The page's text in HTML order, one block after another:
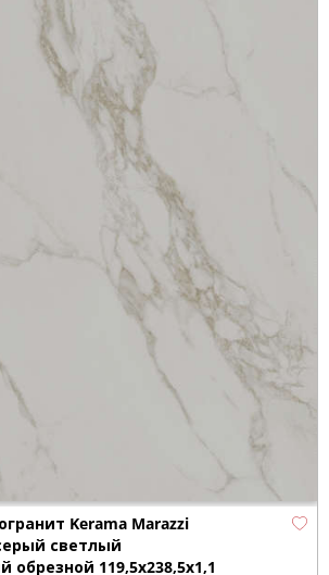
Kerama Marazzi
светлый
обрезной 119,5x238,5x1,1